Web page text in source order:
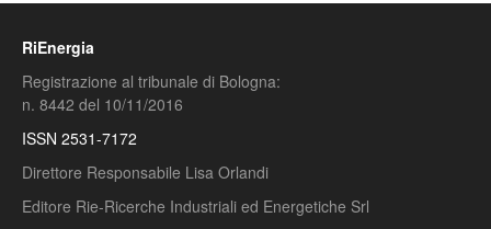
RiEnergia
Registrazione al tribunale di Bologna:
n. 8442 del 10/11/2016
ISSN 2531-7172
Direttore Responsabile Lisa Orlandi
Editore Rie-Ricerche Industriali ed Energetiche Srl